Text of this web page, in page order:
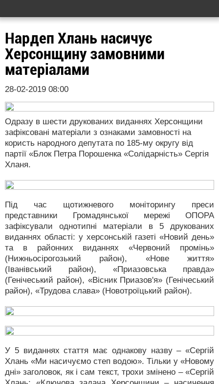
Нардеп Хлань насичує
Херсонщину замовними
матеріалами
28-02-2019 08:00
Одразу в шести друкованих виданнях Херсонщини
зафіксовані матеріали з ознаками замовності на
користь народного депутата по 185-му округу від
партії «Блок Петра Порошенка «Солідарність» Сергія
Хланя.
Під час щотижневого моніторингу преси
представники Громадянської мережі ОПОРА
зафіксували однотипні матеріали в 5 друкованих
виданнях області: у херсонській газеті «Новий день»
та в районних виданнях «Червоний промінь»
(Нижньосірогозький район), «Нове життя»
(Іванівський район), «Приазовська правда»
(Генічеський район), «Вісник Приазов'я» (Генічеський
район), «Трудова слава» (Новотроїцький район).
У 5 виданнях стаття має однакову назву – «Сергій
Хлань «Ми насичуємо степ водою». Тільки у «Новому
дні» заголовок, як і сам текст, трохи змінено – «Сергій